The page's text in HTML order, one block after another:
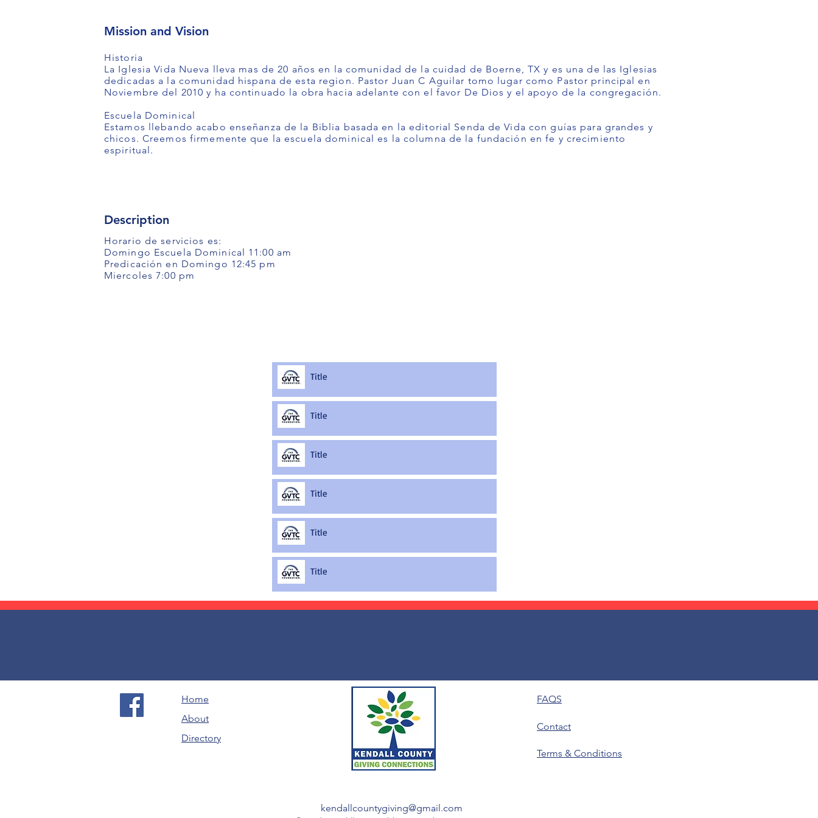
Title
Title
Title
Title
Title
Title
Mission and Vision
Historia
La Iglesia Vida Nueva lleva mas de 20 años en la comunidad de la cuidad de Boerne, TX y es una de las Iglesias
dedicadas a la comunidad hispana de esta region. Pastor Juan C Aguilar tomo lugar como Pastor principal en
Noviembre del 2010 y ha continuado la obra hacia adelante con el favor De Dios y el apoyo de la congregación.
Escuela Dominical
Estamos llebando acabo enseñanza de la Biblia basada en la editorial Senda de Vida con guías para grandes y
chicos. Creemos firmemente que la escuela dominical es la columna de la fundación en fe y crecimiento
espiritual.
Description
Horario de servicios es:
Domingo Escuela Dominical 11:00 am
Predicación en Domingo 12:45 pm
Miercoles 7:00 pm
FAQS
Contact
Terms & Conditions
kendallcountygiving@gmail.com
Home
About
Directory